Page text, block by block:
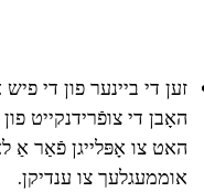
זען די ביינער פון די
האָבן די צופֿרידנקייט
האט צו אָפּלייגן פֿאַר אַ
אוממעגלעך צו ענדיקן.